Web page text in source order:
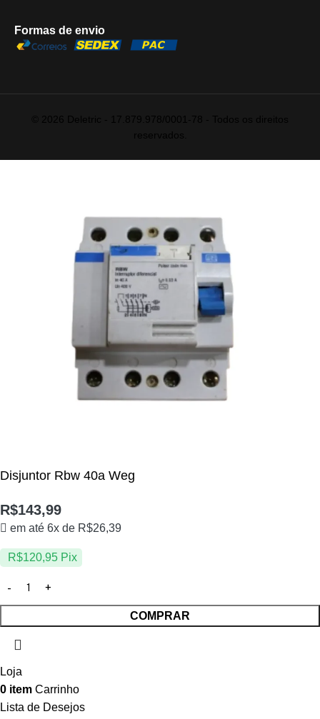
Formas de envio
Disjuntor Rbw 40a Weg
R$143,99
em até 6x de R$26,39
R$120,95 Pix
COMPRAR
Loja
0 item Carrinho
Lista de Desejos